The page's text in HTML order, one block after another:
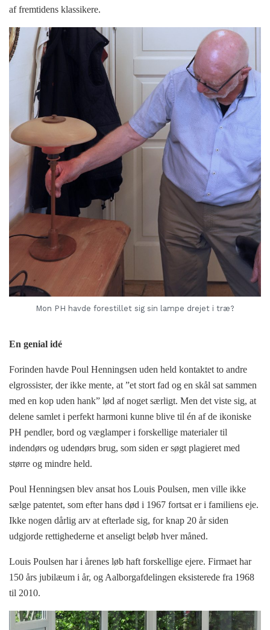
af fremtidens klassikere.
Mon PH havde forestillet sig sin lampe drejet i træ?
En genial idé
Forinden havde Poul Henningsen uden held kontaktet to andre
elgrossister, der ikke mente, at ”et stort fad og en skål sat sammen
med en kop uden hank” lød af noget særligt. Men det viste sig, at
delene samlet i perfekt harmoni kunne blive til én af de ikoniske
PH pendler, bord og væglamper i forskellige materialer til
indendørs og udendørs brug, som siden er søgt plagieret med
større og mindre held.
Poul Henningsen blev ansat hos Louis Poulsen, men ville ikke
sælge patentet, som efter hans død i 1967 fortsat er i familiens eje.
Ikke nogen dårlig arv at efterlade sig, for knap 20 år siden
udgjorde rettighederne et anseligt beløb hver måned.
Louis Poulsen har i årenes løb haft forskellige ejere. Firmaet har
150 års jubilæum i år, og Aalborgafdelingen eksisterede fra 1968
til 2010.